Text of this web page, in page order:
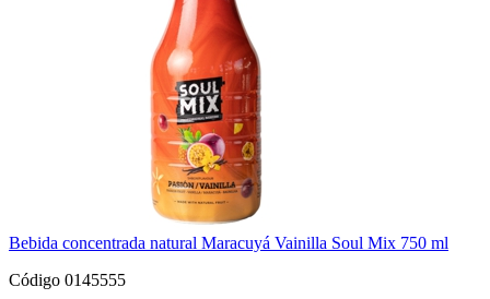
Bebida concentrada natural Maracuyá Vainilla Soul Mix 750 ml
Código 0145555